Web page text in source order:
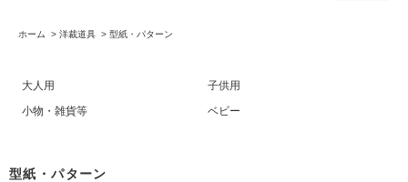
ホーム > 洋裁道具 > 型紙・パターン
大人用
子供用
小物・雑貨等
ベビー
型紙・パターン